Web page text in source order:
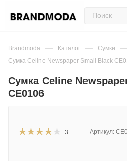
Brandmoda — Каталог — Сумки —
Сумка Celine Newspaper Small Black
Сумка Celine
CE0106
3 Артикул: